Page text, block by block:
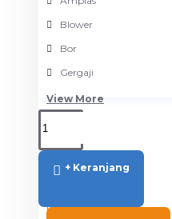
Blower
Bor
Gergaji
View More
Cable Ties
Digital Door Lock
+ Keranjang